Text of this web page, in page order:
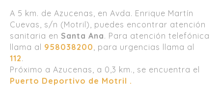
A 5 km. de Azucenas, en Avda. Enrique Martín
Cuevas, s/n (Motril), puedes encontrar atención
sanitaria en Santa Ana. Para atención telefónica
llama al 958038200, para urgencias llama al
112.
Próximo a Azucenas, a 0,3 km., se encuentra el
Puerto Deportivo de Motril .